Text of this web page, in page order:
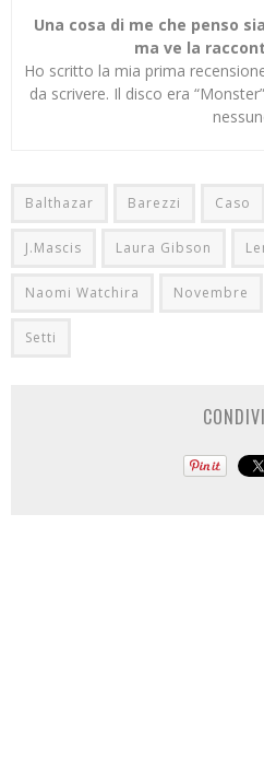
Una cosa di me che penso
ma ve la
Ho scritto la mia prima
da scrivere. Il disco era
Balthazar Barezzi Caso
J.Mascis Laura Gibson
Naomi Watchira Novembre
Setti